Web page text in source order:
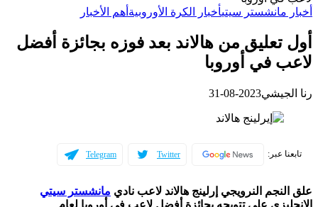
أخبار مانشستر سيتيأخبار الكرة الأوروبية أهم الأخبار
أول تعليق من هالاند بعد فوزه بجائزة أفضل
لاعب في أوروبا
رنا الجيشي2023-08-31
تابعنا عبر: Twitter
Telegram
علق النجم النرويجي إرلينج هالاند لاعب نادي مانشستر سيتي
الإنجليزي على تتويجه بجائزة أفضل لاعب في أوروبا لعام